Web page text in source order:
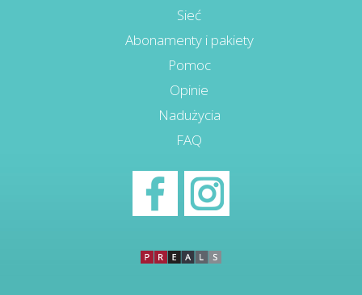
Sieć
Abonamenty i pakiety
Pomoc
Opinie
Nadużycia
FAQ